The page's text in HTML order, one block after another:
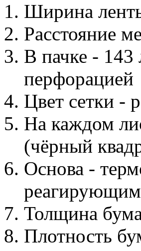
Ширина
Расстояние
В пачке - 143
перфорацией
Цвет сетки -
На каждом
(чёрный
Основа -
реагирующим
Толщина
Плотность